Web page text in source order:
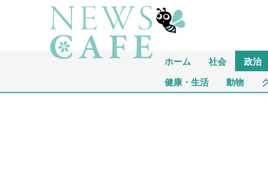
ホーム 社会 政治
健康・生活 動物